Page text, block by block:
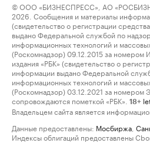
© ООО «БИЗНЕСПРЕСС», АО
2026. Сообщения и материалы
(свидетельство о регистрации
выдано Федеральной службой по
информационных технологий и
(Роскомнадзор) 09.12.2015 за
издания «РБК» (свидетельство о
информации выдано Федеральной
информационных технологий и
(Роскомнадзор) 03.12.2021 за
сопровождаются пометкой «РБК».
18+
Владельцем сайта является
Данные предоставлены: Мосбиржа
Индексы облигаций предоставлены